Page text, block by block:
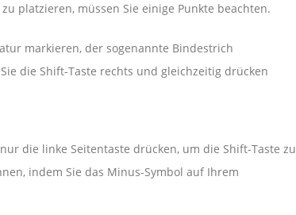
platzieren, müssen Sie einige Punkte beachten.
markieren, der sogenannte Bindestrich
die Shift-Taste rechts und gleichzeitig drücken
die linke Seitentaste drücken, um die Shift-Taste zu
indem Sie das Minus-Symbol auf Ihrem